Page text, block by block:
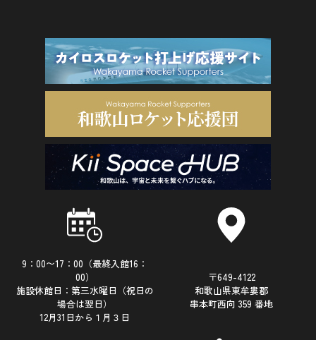
9：00〜17：00（最終入館16：
00）
施設休館日：第三水曜日（祝日の
場合は翌日）
12月31日から１月３日
〒649-4122
和歌山県東牟婁郡
串本町西向 359 番地